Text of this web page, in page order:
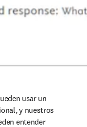
usar un
y nuestros
entender